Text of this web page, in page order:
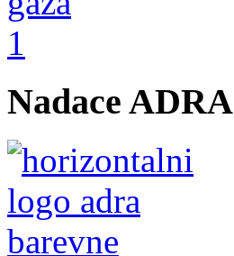
Nadace ADRA